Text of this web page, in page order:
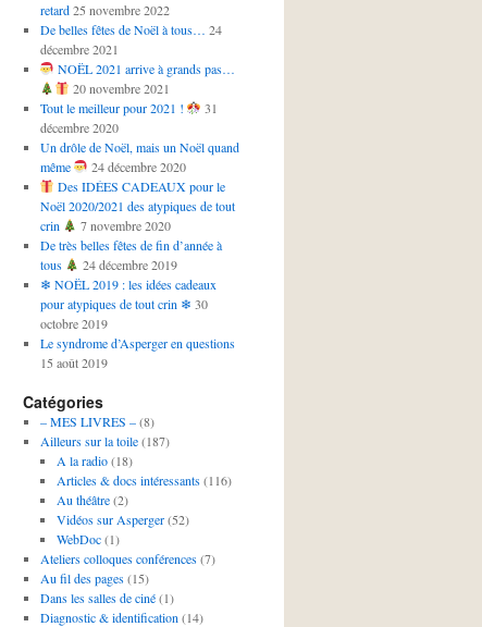
retard 25 novembre 2022
De belles fêtes de Noël à tous… 24
décembre 2021
NOËL 2021 arrive à grands pas…
20 novembre 2021
Tout le meilleur pour 2021 !
31
décembre 2020
Un drôle de Noël, mais un Noël quand
même
24 décembre 2020
Des IDÉES CADEAUX pour le
Noël 2020/2021 des atypiques de tout
crin
7 novembre 2020
De très belles fêtes de fin d’année à
tous
24 décembre 2019
❄ NOËL 2019 : les idées cadeaux
pour atypiques de tout crin ❄ 30
octobre 2019
Le syndrome d’Asperger en questions
15 août 2019
Catégories
– MES LIVRES –(8)
Ailleurs sur la toile(187)
A la radio(18)
Articles & docs intéressants(116)
Au théâtre(2)
Vidéos sur Asperger(52)
WebDoc(1)
Ateliers colloques conférences(7)
Au fil des pages(15)
Dans les salles de ciné(1)
Diagnostic & identification (14)